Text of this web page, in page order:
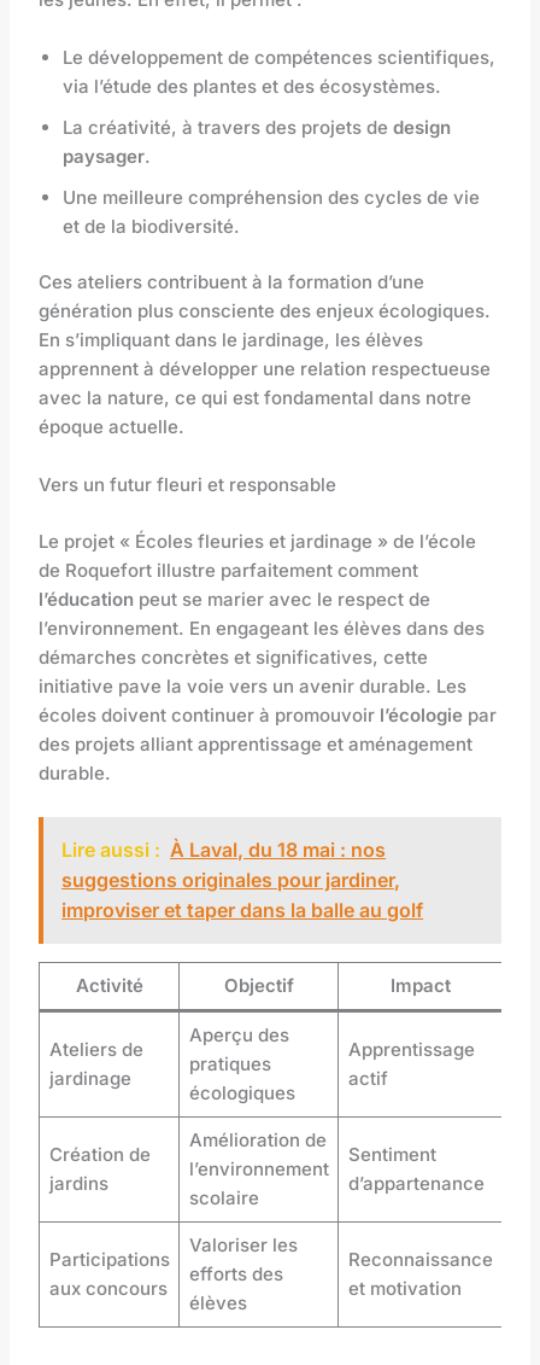
Le développement de compétences scientifiques,
via l’étude des plantes et des écosystèmes.
La créativité, à travers des projets dedesign
paysager.
Une meilleure compréhension des cycles de vie
et de la biodiversité.
Ces ateliers contribuent à la formation d’une
génération plus consciente des enjeux écologiques.
En s’impliquant dans le jardinage, les élèves
apprennent à développer une relation respectueuse
avec la nature, ce qui est fondamental dans notre
époque actuelle.
Vers un futur fleuri et responsable
Le projet « Écoles fleuries et jardinage » de l’école
de Roquefort illustre parfaitement comment
l’éducation peut se marier avec le respect de
l’environnement. En engageant les élèves dans des
démarches concrètes et significatives, cette
initiative pave la voie vers un avenir durable. Les
écoles doivent continuer à promouvoir l’écologie par
des projets alliant apprentissage et aménagement
durable.
Lire aussi : À Laval, du 18 mai : nos
suggestions originales pour jardiner,
improviser et taper dans la balle au golf
Activité Objectif Impact
Ateliers de
jardinage
Aperçu des
pratiques
écologiques
Apprentissage
actif
Création de
jardins
Amélioration de
l’environnement
scolaire
Sentiment
d’appartenance
Participations
aux concours
Valoriser les
efforts des
élèves
Reconnaissance
et motivation